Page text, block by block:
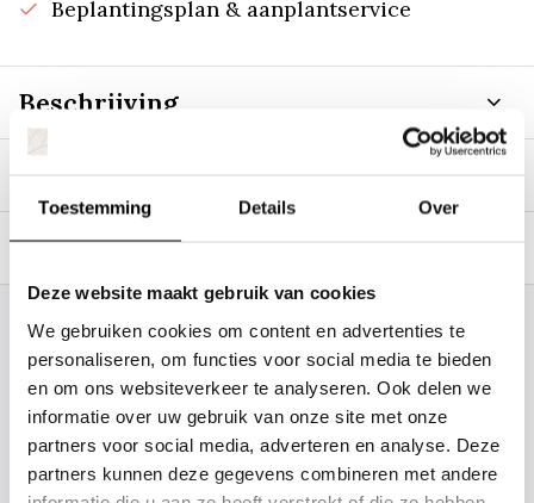
Toestemming Details Over
Deze website maakt gebruik van cookies
We gebruiken cookies om content en advertenties te
personaliseren, om functies voor social media te bieden
en om ons websiteverkeer te analyseren. Ook delen we
informatie over uw gebruik van onze site met onze
partners voor social media, adverteren en analyse. Deze
partners kunnen deze gegevens combineren met andere
Beplantingsplan & aanplantservice
Beschrijving
Tags
Staat uw plantsoort of maat er niet
tussen? Laat het ons weten, dan
gaan we voor u kijken. Stuur ons
de plantnaam, hoogte, stamdikte en
vorm. Wilt u weten hoe uw plant of